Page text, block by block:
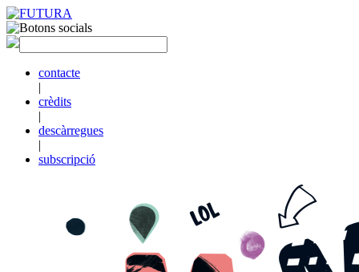
contacte
|
crèdits
|
descàrregues
|
subscripció